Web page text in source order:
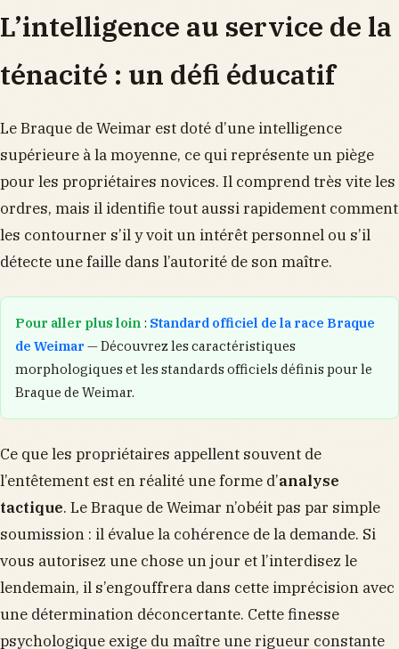
L’intelligence au service de la
ténacité : un défi éducatif
Le Braque de Weimar est doté d’une intelligence
supérieure à la moyenne, ce qui représente un piège
pour les propriétaires novices. Il comprend très vite les
ordres, mais il identifie tout aussi rapidement comment
les contourner s’il y voit un intérêt personnel ou s’il
détecte une faille dans l’autorité de son maître.
Pour aller plus loin : Standard officiel de la race Braque
de Weimar — Découvrez les caractéristiques
morphologiques et les standards officiels définis pour le
Braque de Weimar.
Ce que les propriétaires appellent souvent de
l’entêtement est en réalité une forme d’analyse
tactique. Le Braque de Weimar n’obéit pas par simple
soumission : il évalue la cohérence de la demande. Si
vous autorisez une chose un jour et l’interdisez le
lendemain, il s’engouffrera dans cette imprécision avec
une détermination déconcertante. Cette finesse
psychologique exige du maître une rigueur constante